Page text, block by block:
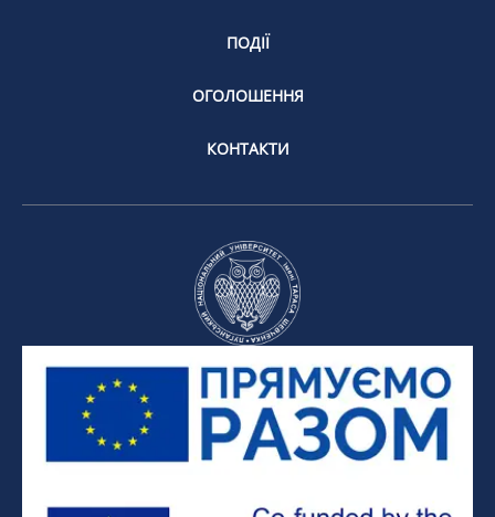
ПОДІЇ
ОГОЛОШЕННЯ
КОНТАКТИ